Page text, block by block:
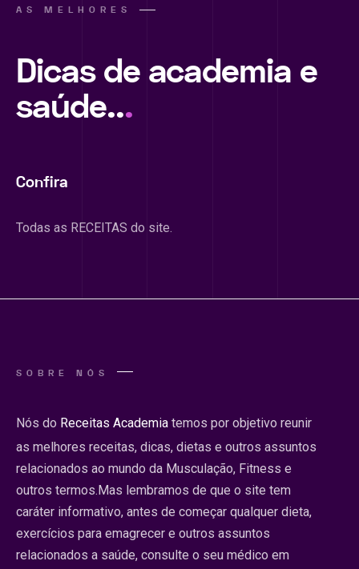
AS MELHORES
Dicas de academia e
saúde...
Confira
Todas as RECEITAS do site.
SOBRE NÓS
Nós do Receitas Academia temos por objetivo reunir
as melhores receitas, dicas, dietas e outros assuntos
relacionados ao mundo da Musculação, Fitness e
outros termos.Mas lembramos de que o site tem
caráter informativo, antes de começar qualquer dieta,
exercícios para emagrecer e outros assuntos
relacionados a saúde, consulte o seu médico em